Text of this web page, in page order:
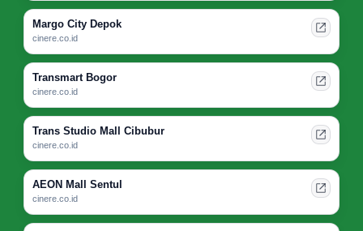
Margo City Depok
cinere.co.id
Transmart Bogor
cinere.co.id
Trans Studio Mall Cibubur
cinere.co.id
AEON Mall Sentul
cinere.co.id